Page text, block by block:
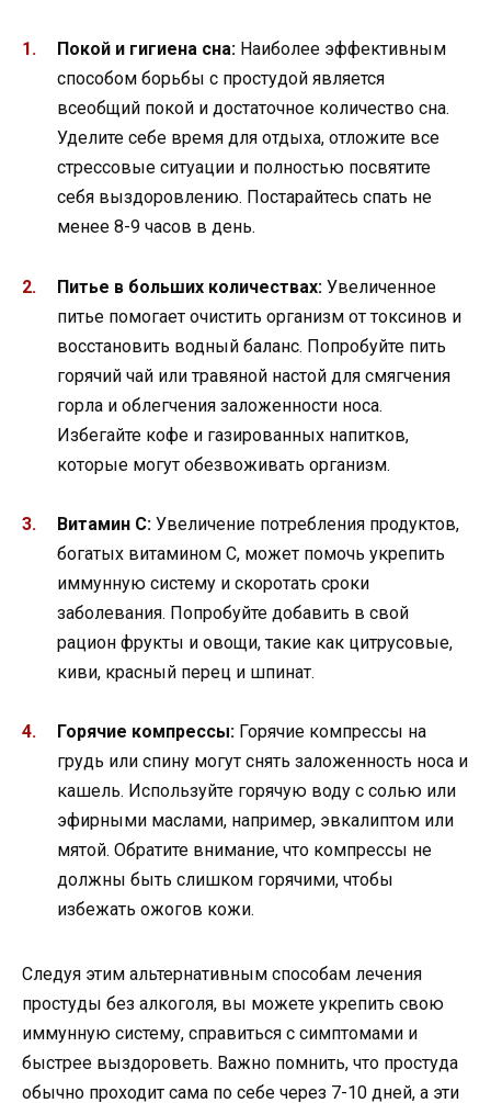
Покой и гигиена сна: Наиболее эффективным
способом борьбы с простудой является
всеобщий покой и достаточное количество сна.
Уделите себе время для отдыха, отложите все
стрессовые ситуации и полностью посвятите
себя выздоровлению. Постарайтесь спать не
менее 8-9 часов в день.
Питье в больших количествах: Увеличенное
питье помогает очистить организм от токсинов и
восстановить водный баланс. Попробуйте пить
горячий чай или травяной настой для смягчения
горла и облегчения заложенности носа.
Избегайте кофе и газированных напитков,
которые могут обезвоживать организм.
Витамин C: Увеличение потребления продуктов,
богатых витамином C, может помочь укрепить
иммунную систему и скоротать сроки
заболевания. Попробуйте добавить в свой
рацион фрукты и овощи, такие как цитрусовые,
киви, красный перец и шпинат.
Горячие компрессы: Горячие компрессы на
грудь или спину могут снять заложенность носа и
кашель. Используйте горячую воду с солью или
эфирными маслами, например, эвкалиптом или
мятой. Обратите внимание, что компрессы не
должны быть слишком горячими, чтобы
избежать ожогов кожи.
Следуя этим альтернативным способам лечения
простуды без алкоголя, вы можете укрепить свою
иммунную систему, справиться с симптомами и
быстрее выздороветь. Важно помнить, что простуда
обычно проходит сама по себе через 7-10 дней, а эти